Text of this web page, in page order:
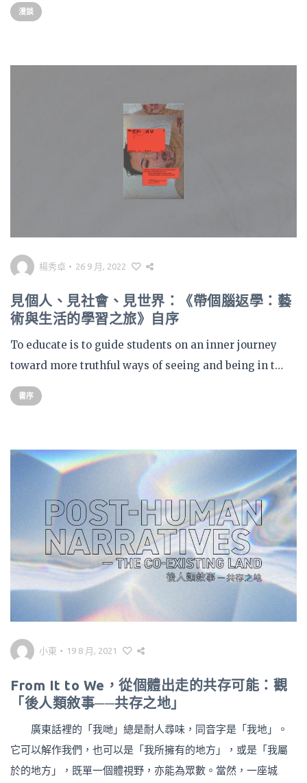
漫談
楊秀卓 • 26 9 月, 2022
見個人、見社會、見世界：《帶個腦返學：藝
術與生活的學習之旅》自序
To educate is to guide students on an inner journey
toward more truthful ways of seeing and being in t…
書序
小東 • 19 8 月, 2021
From It to We，從個體出走的共存可能：觀
「後人類敘事──共存之地」
廣東話裡的「我哋」總是耐人尋味，同音字是「我地」。
它可以解作我們，也可以是「我所擁有的地方」，或是「我屬
於的地方」，既單一個體視野，亦能為眾數。當然，一座城